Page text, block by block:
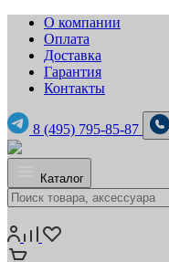
О компании
Оплата
Доставка
Гарантия
Контакты
8 (495) 795-85-87
Каталог